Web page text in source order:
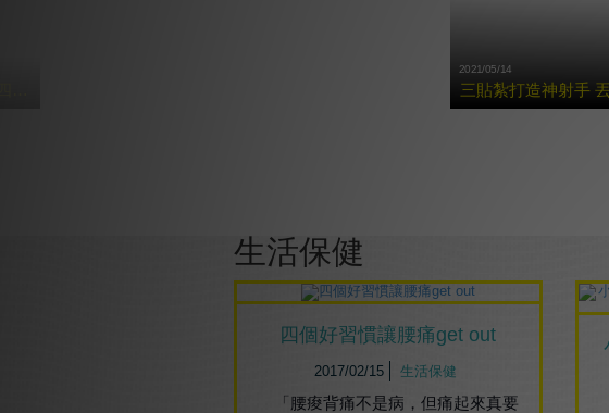
2021/05/14
三貼紮打造神射手
生活保健
四個好習慣讓腰痛get out
2017/02/15 生活保健
「腰痠背痛不是病，但痛起來真要